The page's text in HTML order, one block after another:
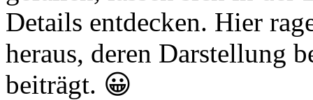
Details entdecken. Hier
heraus, deren Darstellung
beiträgt. 😀